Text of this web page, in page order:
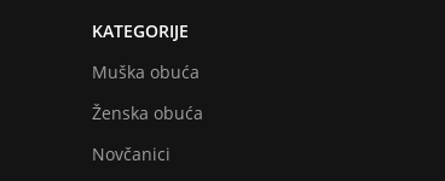
KATEGORIJE
Muška obuća
Ženska obuća
Novčanici